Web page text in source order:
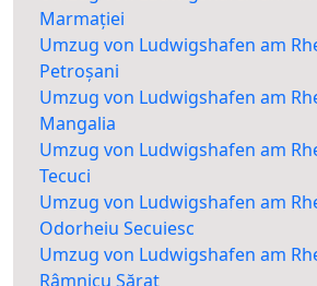
Marmației
Umzug von Ludwigshafen am
Petroșani
Umzug von Ludwigshafen am
Mangalia
Umzug von Ludwigshafen am
Tecuci
Umzug von Ludwigshafen am
Odorheiu Secuiesc
Umzug von Ludwigshafen am
Râmnicu Sărat